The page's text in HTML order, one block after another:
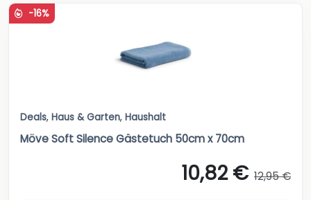
-16%
Deals, Haus & Garten, Haushalt
Möve Soft Silence Gästetuch 50cm x 70cm
10,82 € 12,95 €